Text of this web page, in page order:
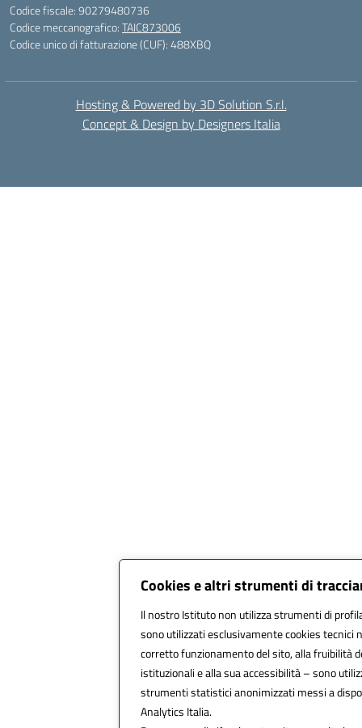
Cookies e altri strumenti di
Il nostro Istituto non utilizza strumenti di
sono utilizzati esclusivamente cookies tecnici
corretto funzionamento del sito, alla fruibilità
istituzionali e alla sua accessibilità – sono
strumenti statistici anonimizzati messi a
Analytics Italia.
Codice fiscale: 90279480736
Codice meccanografico:TAIC873006
Codice unico di fatturazione (CUF): 488XBQ
Hosting & Powered by 3D Solution S.r.l.
Concept & Design by Designers Italia